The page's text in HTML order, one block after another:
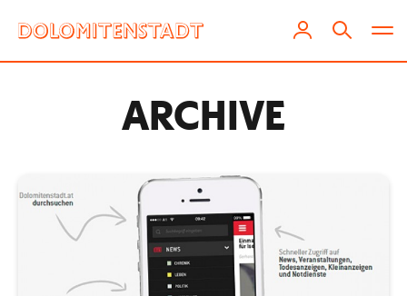
ARCHIVE